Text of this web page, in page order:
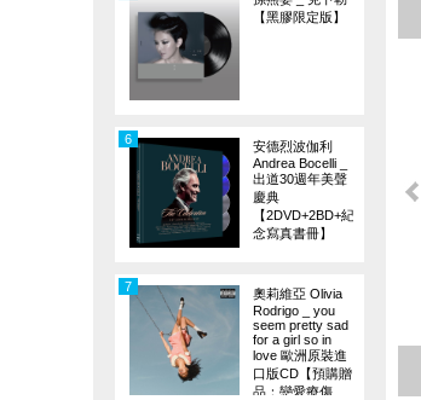
【黑膠限定版】
安德烈波伽利
Andrea Bocelli _
出道30週年美聲
慶典
【2DVD+2BD+紀
念寫真書冊】
6
奧莉維亞 Olivia
Rodrigo _ you
seem pretty sad
for a girl so in
love 歐洲原裝進
口版CD【預購贈
品：戀愛療傷
7